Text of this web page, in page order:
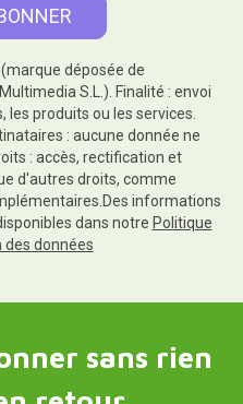
déposée de
S.L.). Finalité : envoi
produits ou les services.
: aucune donnée ne
: accès, rectification et
d'autres droits, comme
informations
dans notre Politique
données
sans rien